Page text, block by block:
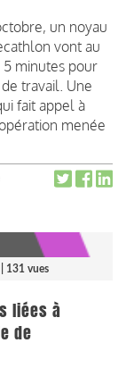
un noyau
vont au
minutes pour
travail. Une
fait appel à
menée
| 131 vues
liées à
de